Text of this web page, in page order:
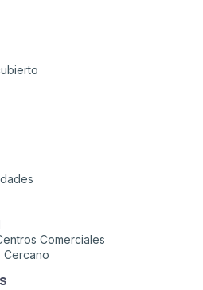
Comerciales
Cercano